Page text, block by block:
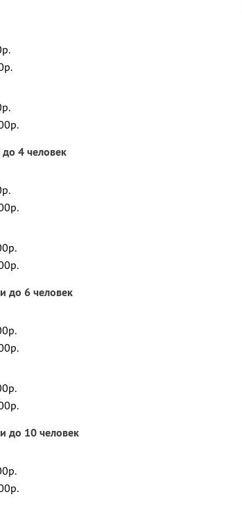
4 человек
до 6 человек
до 10 человек